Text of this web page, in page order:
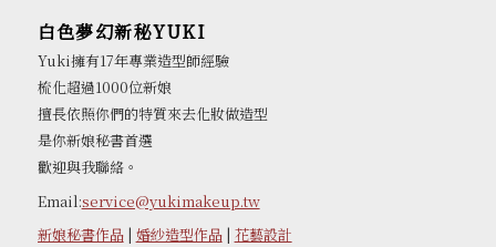
白色夢幻新秘YUKI
Yuki擁有17年專業造型師經驗
梳化超過1000位新娘
擅長依照你們的特質來去化妝做造型
是你新娘秘書首選
歡迎與我聯絡。
Email:service@yukimakeup.tw
新娘秘書作品| 婚紗造型作品| 花藝設計